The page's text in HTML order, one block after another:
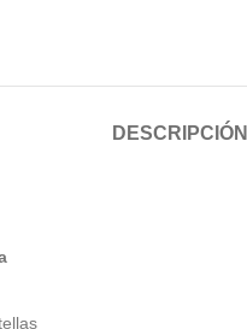
DESCRIPCIÓN